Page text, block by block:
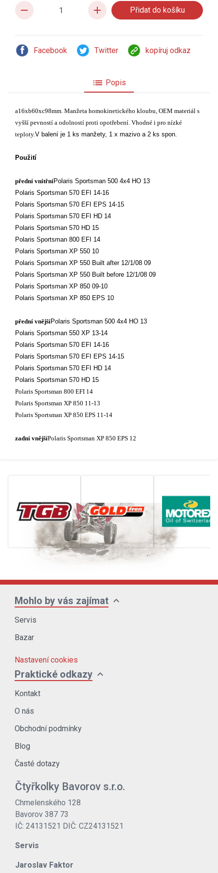
remove add
Facebook Twitter kopíruj odkaz
list Popis
a16xb60xc98mm. Manžeta homokinetického kloubu, OEM materiál s
vyšší pevností a odolností proti opotřebení. Vhodné i pro nízké
teploty.V balení je 1 ks manžety, 1 x mazivo a 2 ks spon.
Použití
přední vnitřníPolaris Sportsman 500 4x4 HO 13
Polaris Sportsman 570 EFI 14-16
Polaris Sportsman 570 EFI EPS 14-15
Polaris Sportsman 570 EFI HD 14
Polaris Sportsman 570 HD 15
Polaris Sportsman 800 EFI 14
Polaris Sportsman XP 550 10
Polaris Sportsman XP 550 Built after 12/1/08 09
Polaris Sportsman XP 550 Built before 12/1/08 09
Polaris Sportsman XP 850 09-10
Polaris Sportsman XP 850 EPS 10
přední vnějšíPolaris Sportsman 500 4x4 HO 13
Polaris Sportsman 550 XP 13-14
Polaris Sportsman 570 EFI 14-16
Polaris Sportsman 570 EFI EPS 14-15
Polaris Sportsman 570 EFI HD 14
Polaris Sportsman 570 HD 15
Polaris Sportsman 800 EFI 14
Polaris Sportsman XP 850 11-13
Polaris Sportsman XP 850 EPS 11-14
zadní vnějšíPolaris Sportsman XP 850 EPS 12
Mohlo by vás zajímat expand_more
Servis
Bazar
Nastavení cookies
Praktické odkazy expand_more
Kontakt
O nás
Obchodní podmínky
Blog
Časté dotazy
Čtyřkolky Bavorov s.r.o.
Chmelenského 128
Bavorov 387 73
IČ: 24131521 DIČ: CZ24131521
Servis
Jaroslav Faktor